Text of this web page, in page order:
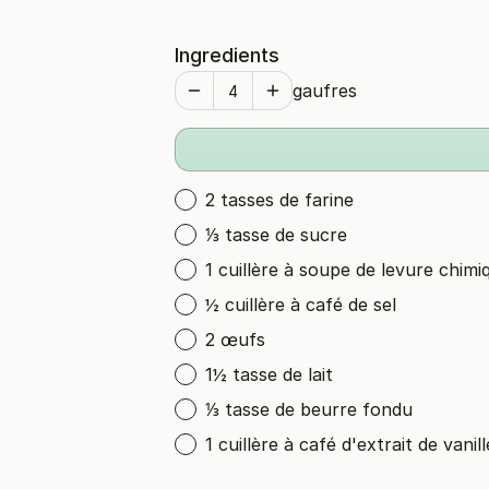
Ingredients
gaufres
2 tasses de farine
⅓ tasse de sucre
1 cuillère à soupe de levure
½ cuillère à café de sel
2 œufs
1½ tasse de lait
⅓ tasse de beurre fondu
1 cuillère à café d'extrait de